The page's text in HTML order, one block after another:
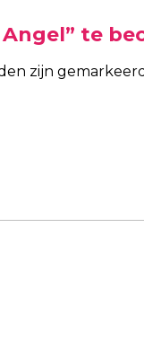
Angel” te
zijn